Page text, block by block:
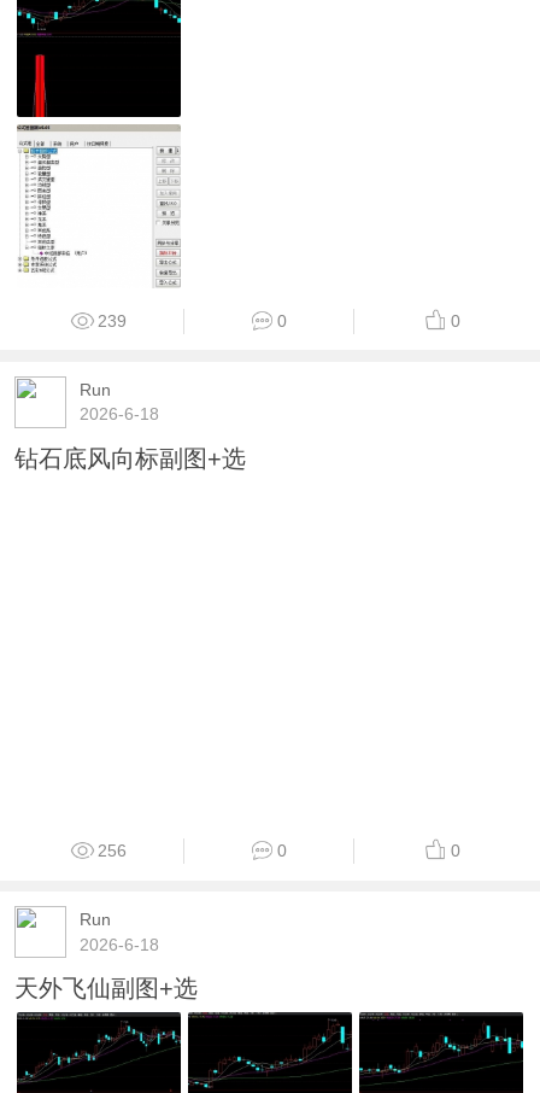
239 0 0
Run
2026-6-18
钻石底风向标副图+选
256 0 0
Run
2026-6-18
天外飞仙副图+选